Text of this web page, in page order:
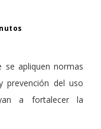
se apliquen normas
prevención del uso
a fortalecer la